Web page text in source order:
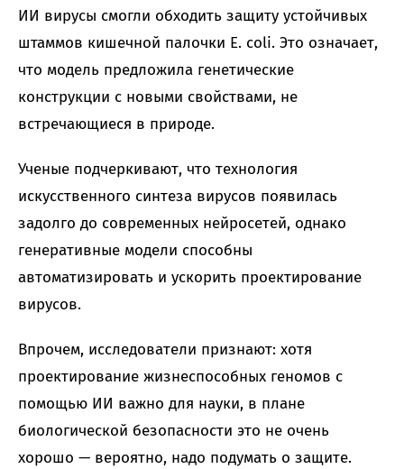
ИИ вирусы смогли обходить защиту устойчивых
штаммов кишечной палочки E. coli. Это означает,
что модель предложила генетические
конструкции с новыми свойствами, не
встречающиеся в природе.
Ученые подчеркивают, что технология
искусственного синтеза вирусов появилась
задолго до современных нейросетей, однако
генеративные модели способны
автоматизировать и ускорить проектирование
вирусов.
Впрочем, исследователи признают: хотя
проектирование жизнеспособных геномов с
помощью ИИ важно для науки, в плане
биологической безопасности это не очень
хорошо — вероятно, надо подумать о защите.